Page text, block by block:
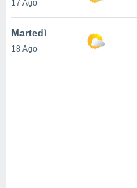
a piè
del
17 Ago
Martedì
18 Ago